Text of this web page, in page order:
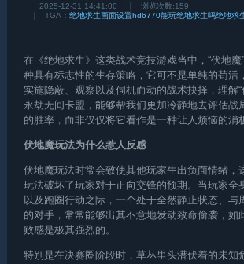
· 2025-12-31 14:41:00 浏览次数:159
TGA： 绝地求生画面设置hd6770能玩绝地求生吗绝地求
在《绝地求生》这类战术竞技游戏当中，“伏地
种具有标志性的生存策略，它可不是单纯的苟活
实施隐蔽、观察以及伺机而动的战术抉择，理解“
永劫无间卡盟 ，能够帮我们更加冷静地去评估战
的胜率，而非仅仅将它看作是一种让人烦恼的消
伏地魔玩法为什么惹人反感
伏地魔玩法时常会致使其他玩家生出负面情绪，
玩法破坏了玩家对于正向交锋的预期。当玩家全
以及跑圈行动之际，一个处于全然静止状态、与
的对手，常常能够出其不意地发动致命偷袭，如
败感是极其强烈的。
特别是在决赛圈阶段时，草丛里头潜伏着的未知